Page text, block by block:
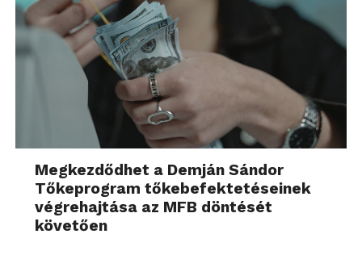
Megkezdődhet a Demján Sándor
Tőkeprogram tőkebefektetéseinek
végrehajtása az MFB döntését
követően